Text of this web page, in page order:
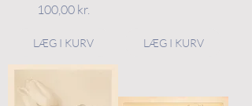
Pris
100,00 kr.
LÆG I KURV LÆG I KURV